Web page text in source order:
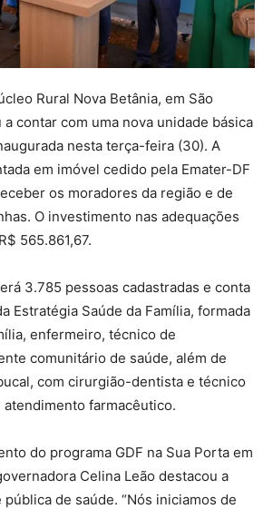
Rural Nova Betânia, em São
a contar com uma nova unidade básica
nesta terça-feira (30). A
em imóvel cedido pela Emater-DF
os moradores da região e de
O investimento nas adequações
565.861,67.
3.785 pessoas cadastradas e conta
Estratégia Saúde da Família, formada
enfermeiro, técnico de
comunitário de saúde, além de
com cirurgião-dentista e técnico
atendimento farmacêutico.
do programa GDF na Sua Porta em
Celina Leão destacou a
de saúde. “Nós iniciamos de